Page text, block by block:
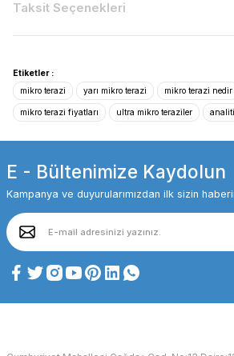
Taksit Seçenekleri
Etiketler :
mikro terazi
yarı mikro terazi mikro terazi nedir
mikro terazi fiyatları ultra mikro teraziler
E - Bültenimize Kaydolun
Kampanya ve duyurularımızdan ilk sizin